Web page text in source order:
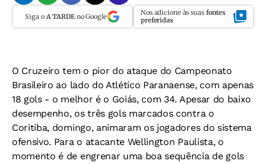
Siga o A TARDEno Google Nos adicione às suas fontes
preferidas
O Cruzeiro tem o pior do ataque do Campeonato
Brasileiro ao lado do Atlético Paranaense, com apenas
18 gols - o melhor é o Goiás, com 34. Apesar do baixo
desempenho, os três gols marcados contra o
Coritiba, domingo, animaram os jogadores do sistema
ofensivo. Para o atacante Wellington Paulista, o
momento é de engrenar uma boa sequência de gols